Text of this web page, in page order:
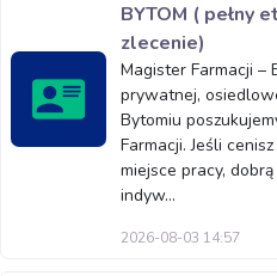
BYTOM ( pełny
zlecenie)
Magister Farmacji –
prywatnej,
Bytomiu
Farmacji. Jeśli
miejsce pracy,
indyw...
2026-08-03 14:57